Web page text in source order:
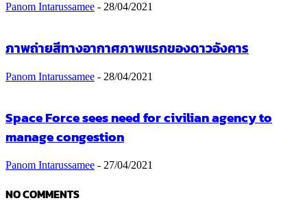
Panom Intarussamee - 28/04/2021
ภาพถ่ายสีทางอากาศภาพแรกของดาวอังคาร
Panom Intarussamee - 28/04/2021
Space Force sees need for civilian agency to
manage congestion
Panom Intarussamee - 27/04/2021
NO COMMENTS